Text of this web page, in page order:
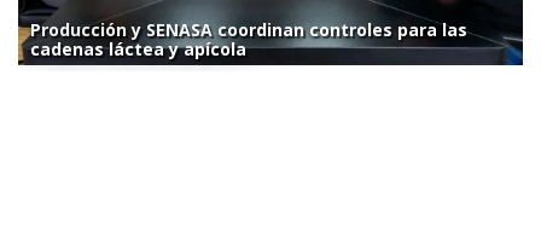
Producción y SENASA coordinan controles para las
cadenas láctea y apícola